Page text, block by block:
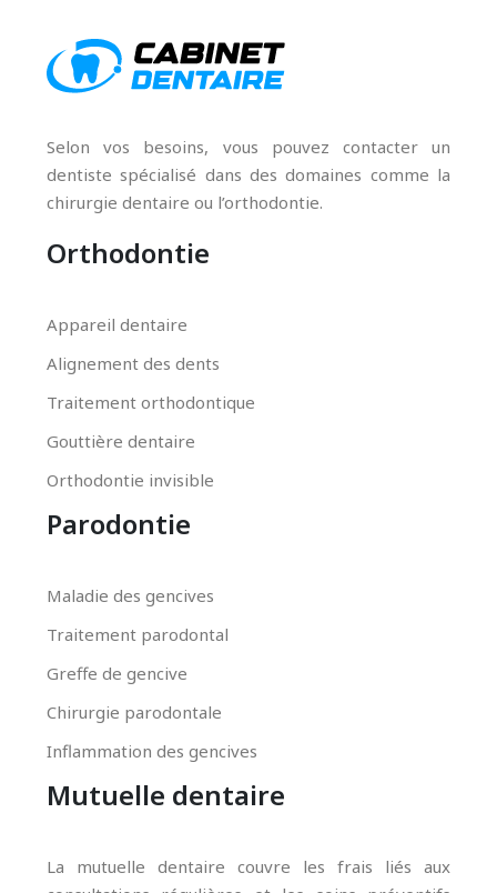
Selon vos besoins, vous pouvez contacter un
dentiste spécialisé dans des domaines comme la
chirurgie dentaire ou l’orthodontie.
Orthodontie
Appareil dentaire
Alignement des dents
Traitement orthodontique
Gouttière dentaire
Orthodontie invisible
Parodontie
Maladie des gencives
Traitement parodontal
Greffe de gencive
Chirurgie parodontale
Inflammation des gencives
Mutuelle dentaire
La mutuelle dentaire couvre les frais liés aux